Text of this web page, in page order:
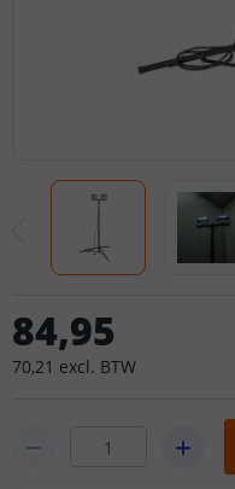
84,95
70,21 excl. BTW